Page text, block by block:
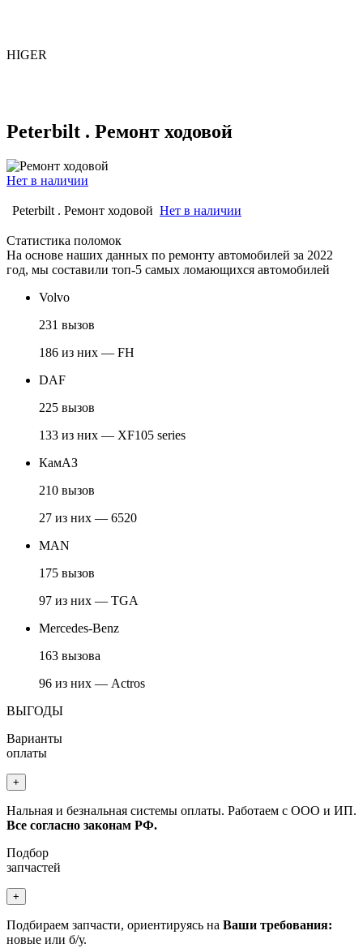
HIGER
Peterbilt . Ремонт ходовой
Нет в наличии
Peterbilt . Ремонт ходовой Нет в наличии
Статистика поломок
На основе наших данных по ремонту автомобилей за 2022
год, мы составили топ-5 самых ломающихся автомобилей
Volvo
231 вызов
186 из них — FH
DAF
225 вызов
133 из них — XF105 series
КамАЗ
210 вызов
27 из них — 6520
MAN
175 вызов
97 из них — TGA
Mercedes-Benz
163 вызова
96 из них — Actros
ВЫГОДЫ
Варианты
оплаты
+
Нальная и безнальная системы оплаты. Работаем с ООО и ИП.
Все согласно законам РФ.
Подбор
запчастей
+
Подбираем запчасти, ориентируясь на Ваши требования:
новые или б/у.